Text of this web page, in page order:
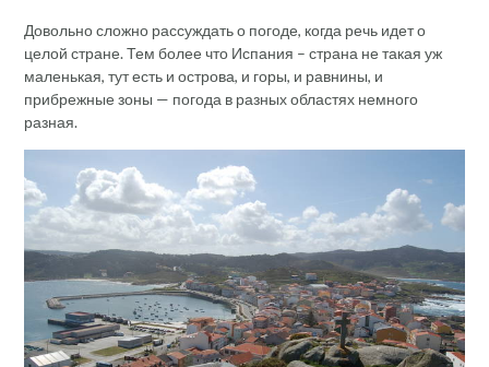
Довольно сложно рассуждать о погоде, когда речь идет о
целой стране. Тем более что Испания – страна не такая уж
маленькая, тут есть и острова, и горы, и равнины, и
прибрежные зоны — погода в разных областях немного
разная.